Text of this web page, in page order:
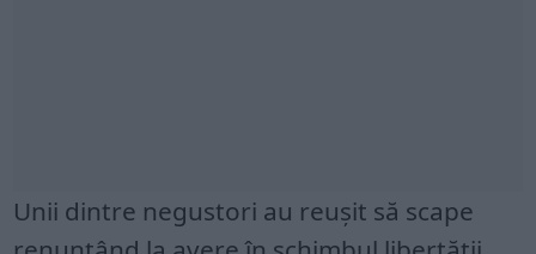
Unii dintre negustori au reușit să scape